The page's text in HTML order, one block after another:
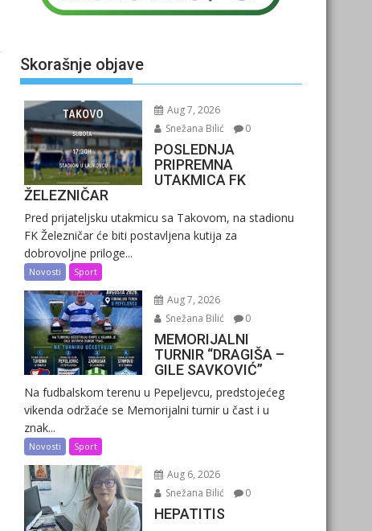
Skorašnje objave
Aug 7, 2026
Snežana Bilić
0
POSLEDNJA
PRIPREMNA
UTAKMICA FK
ŽELEZNIČAR
Pred prijateljsku utakmicu sa Takovom, na stadionu
FK Železničar će biti postavljena kutija za
dobrovoljne priloge...
Novosti Sport
Aug 7, 2026
Snežana Bilić
0
MEMORIJALNI
TURNIR “DRAGIŠA –
GILE SAVKOVIĆ”
Na fudbalskom terenu u Pepeljevcu, predstojećeg
vikenda održaće se Memorijalni turnir u čast i u
znak...
Novosti Sport
Aug 6, 2026
Snežana Bilić
0
HEPATITIS